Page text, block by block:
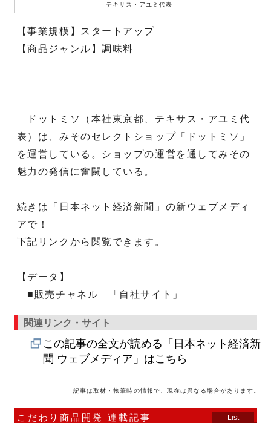
テキサス・アユミ代表
【事業規模】スタートアップ
【商品ジャンル】調味料
ドットミソ（本社東京都、テキサス・アユミ代
表）は、みそのセレクトショップ「ドットミソ」
を運営している。ショップの運営を通してみその
魅力の発信に奮闘している。
続きは「日本ネット経済新聞」の新ウェブメディ
アで！
下記リンクから閲覧できます。
【データ】
■販売チャネル 「自社サイト」
関連リンク・サイト
この記事の全文が読める「日本ネット経済新
聞 ウェブメディア」はこちら
記事は取材・執筆時の情報で、現在は異なる場合があります。
こだわり商品開発 連載記事 List